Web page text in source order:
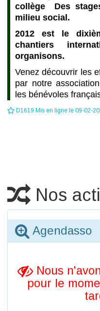
collège Des
milieu social.
2012 est le
chantiers
organisons.
Venez découvrir les
par notre
les bénévoles
D1619 Mis en ligne le 09-02-
Nos
Agendasso
Nous
pour le